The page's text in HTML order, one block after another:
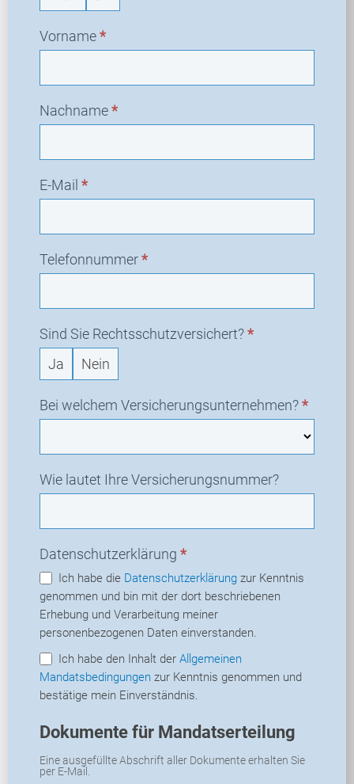
Vorname*
Nachname*
E-Mail *
Telefonnummer*
Sind Sie Rechtsschutzversichert?*
Ja
Nein
Bei welchem Versicherungsunternehmen?*
Wie lautet Ihre Versicherungsnummer?
Datenschutzerklärung *
Ich habe die Datenschutzerklärung zur Kenntnis
genommen und bin mit der dort beschriebenen
Erhebung und Verarbeitung meiner
personenbezogenen Daten einverstanden.
Ich habe den Inhalt der Allgemeinen
Mandatsbedingungen
bestätige mein Einverständnis.
Dokumente für Mandatserteilung
Eine ausgefüllte Abschrift aller Dokumente erhalten Sie
per E-Mail.